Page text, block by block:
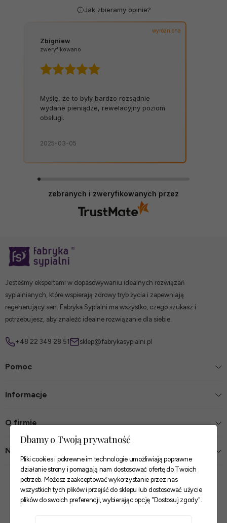
Jak zbieramy opinie?
wyróżniona
Zbigniew
zweryfikowano
Myślę, że to były bardzo rozsądnie
wydane pieniądze, rewelacyjny poziom
obsługi.
2025-03-05
zebranych i zweryfikowanych przez
Jesteśmy ekspertami w dopasowywaniu idealnych rozwiązań
sypialnianych, które wspierają zdrowy tryb życia i zapewniają
regenerujący sen. Fabryka Sypialni ma wszystko, czego szukasz i
potrzebujesz, aby znaleźć idealne rozwiązanie dla siebie.
+48 22 349 28 51 sklep@fabrykasypialni.pl
Pomoc
Informacje
O firmie
Nasze sklepy
Zaufane płatności
Dbamy o Twoją prywatność
Pliki cookies i pokrewne im technologie umożliwiają poprawne
działanie strony i pomagają nam dostosować ofertę do Twoich
potrzeb. Możesz zaakceptować wykorzystanie przez nas
wszystkich tych plików i przejść do sklepu lub dostosować użycie
plików do swoich preferencji, wybierając opcję "Dostosuj zgody".